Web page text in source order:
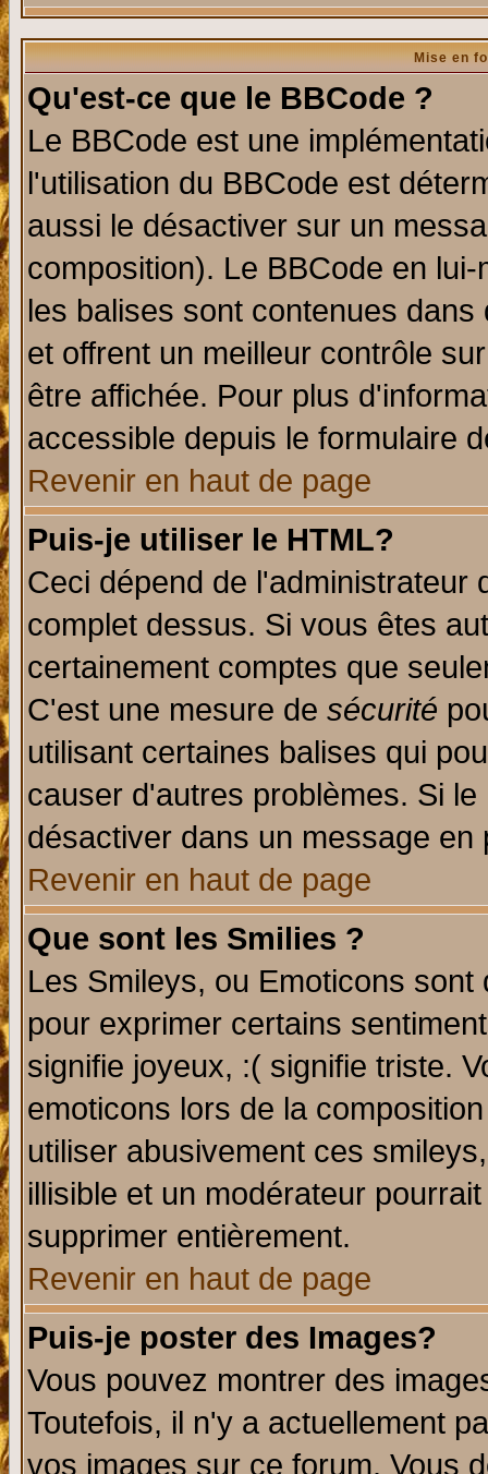
Mise en
Qu'est-ce que le BBCode ?
Le BBCode est une
l'utilisation du BBCode est
aussi le désactiver sur un
composition). Le BBCode en
les balises sont contenues
et offrent un meilleur contrôle
être affichée. Pour plus
accessible depuis le formulaire
Revenir en haut de page
Puis-je utiliser le HTML?
Ceci dépend de l'administrateur
complet dessus. Si vous êtes
certainement comptes que
C'est une mesure de sécurité
utilisant certaines balises qui
causer d'autres problèmes. Si
désactiver dans un message
Revenir en haut de page
Que sont les Smilies ?
Les Smileys, ou Emoticons
pour exprimer certains
signifie joyeux, :( signifie triste.
emoticons lors de la
utiliser abusivement ces
illisible et un modérateur
supprimer entièrement.
Revenir en haut de page
Puis-je poster des Images?
Vous pouvez montrer des
Toutefois, il n'y a actuellement
vos images sur ce forum. Vous